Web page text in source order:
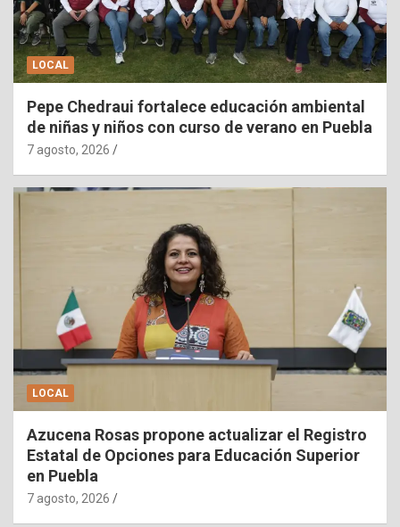
LOCAL
Pepe Chedraui fortalece educación ambiental
de niñas y niños con curso de verano en Puebla
7 agosto, 2026
LOCAL
Azucena Rosas propone actualizar el Registro
Estatal de Opciones para Educación Superior
en Puebla
7 agosto, 2026